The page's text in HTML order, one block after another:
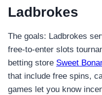
Ladbrokes
The goals: Ladbrokes
free-to-enter slots
betting store Sweet
that include free spins,
games let you know